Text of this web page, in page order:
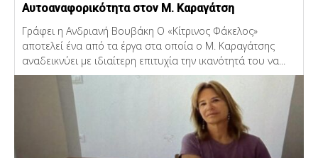
Αυτοαναφορικότητα στον Μ. Καραγάτση
Γράφει η Ανδριανή Βουβάκη Ο «Κίτρινος Φάκελος»
αποτελεί ένα από τα έργα στα οποία ο Μ. Καραγάτσης
αναδεικνύει με ιδιαίτερη επιτυχία την ικανότητά του να...